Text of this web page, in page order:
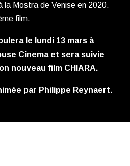
la Mostra de Venise en 2020.
film.
le lundi 13 mars à
Cinema et sera suivie
nouveau film CHIARA.
par Philippe Reynaert.